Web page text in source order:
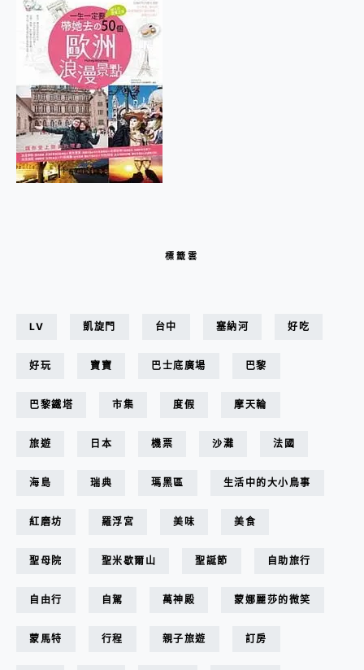
標籤雲
LV 凱旋門 台中 塞納河 好吃
好玩 寶寶 巴士底廣場 巴黎
巴黎鐵塔 市集 度假 摩天輪
旅遊 日本 機票 沙灘 法國
海島 瑞典 瑪黑區 生活中的大小鳥事
紅磨坊 羅浮宮 美味 美食
聖母院 聖米歇爾山 聖誕節 自助旅行
自由行 自駕 萬神殿 蒙娜麗莎的微笑
蒙馬特 行程 親子旅遊 訂房